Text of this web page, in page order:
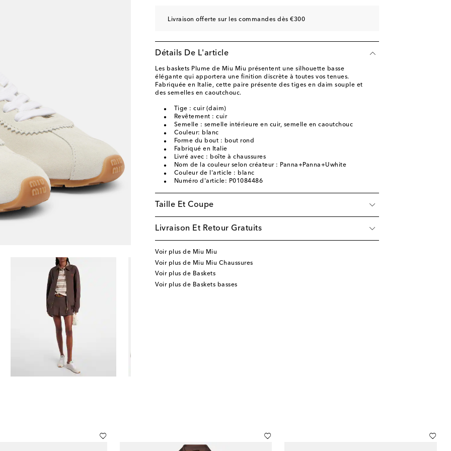
Livraison offerte sur les commandes dès €300
Détails De L'article
Les baskets Plume de Miu Miu présentent une silhouette basse
élégante qui apportera une finition discrète à toutes vos tenues.
Fabriquée en Italie, cette paire présente des tiges en daim souple et
des semelles en caoutchouc.
Tige : cuir (daim)
Revêtement : cuir
Semelle : semelle intérieure en cuir, semelle en caoutchouc
Couleur: blanc
Forme du bout : bout rond
Fabriqué en Italie
Livré avec : boîte à chaussures
Nom de la couleur selon créateur : Panna+Panna+Uwhite
Couleur de l'article : blanc
Numéro d'article: P01084486
Taille Et Coupe
Livraison Et Retour Gratuits
Voir plus de Miu Miu
Voir plus de Miu Miu Chaussures
Voir plus de Baskets
Voir plus de Baskets basses